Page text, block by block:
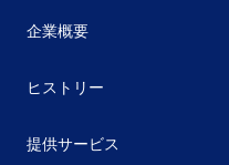
企業概要
ヒストリー
提供サービス